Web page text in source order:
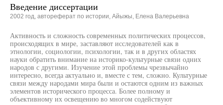
Введение диссертации
2002 год, автореферат по истории, Айыжы, Елена Валерьевна
Активность и сложность современных политических процессов,
происходящих в мире, заставляют исследователей как в
этнологии, социологии, психологии, так и в других областях
науки обратить внимание на историко-культурные связи одних
народов с другими. Изучение этой проблемы чрезвычайно
интересно, всегда актуально и, вместе с тем, сложно. Культурные
связи между народами мира были и остаются одним из важных
элементов исторического процесса. Более полному и
объективному их освещению во многом содействуют